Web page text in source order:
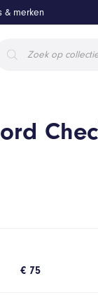
zoeken
& merken
€ 75